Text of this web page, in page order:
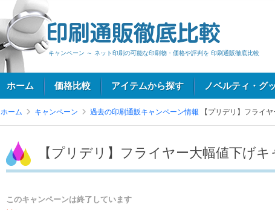
キャンペーン ～ ネット印刷の可能な印刷物・価格や評判を 印刷通販徹底比較
ホーム 価格比較 アイテムから探す ノベルティ・グ
ホーム キャンペーン 過去の印刷通販キャンペーン情報 【プリデリ】フライ
【プリデリ】フライヤー大幅値下げ
このキャンペーンは終了しています